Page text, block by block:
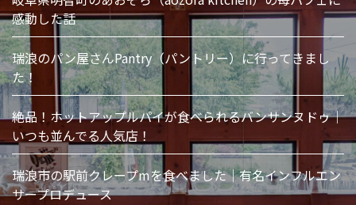
感動した話
瑞浪のパン屋さんPantry（パントリー）に行ってきまし
た！
絶品！ホットアップルパイが食べられるバンサンヌドゥ｜
いつも並んでる人気店！
瑞浪市の駅前クレープmを食べました｜有名インフルエン
サープロデュース